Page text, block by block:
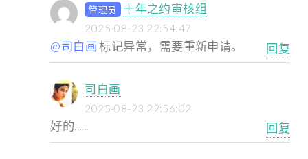
管理员 十年之约审核组
2025-08-23 22:54:47
@司白画标记异常，需要重新申请。 回复
司白画
2025-08-23 22:56:02
好的...... 回复